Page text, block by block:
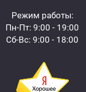
Режим работы:
Пн-Пт: 9:00 - 19:00
Сб-Вс: 9:00 - 18:00